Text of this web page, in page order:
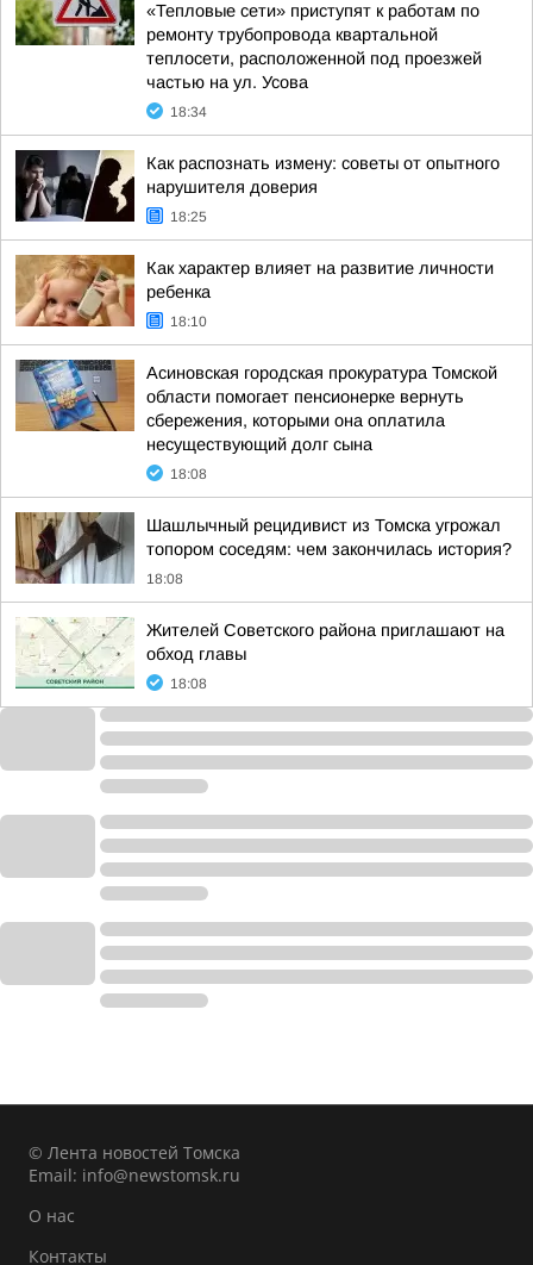
«Тепловые сети» приступят к работам по
ремонту трубопровода квартальной
теплосети, расположенной под проезжей
частью на ул. Усова
18:34
Как распознать измену: советы от опытного
нарушителя доверия
18:25
Как характер влияет на развитие личности
ребенка
18:10
Асиновская городская прокуратура Томской
области помогает пенсионерке вернуть
сбережения, которыми она оплатила
несуществующий долг сына
18:08
Шашлычный рецидивист из Томска угрожал
топором соседям: чем закончилась история?
18:08
Жителей Советского района приглашают на
обход главы
18:08
© Лента новостей Томска
Email: info@newstomsk.ru
О нас
Контакты